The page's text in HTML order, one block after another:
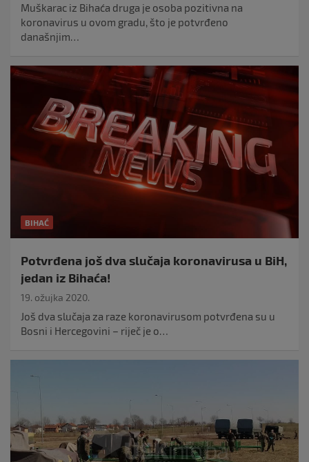
Muškarac iz Bihaća druga je osoba pozitivna na
koronavirus u ovom gradu, što je potvrđeno
današnjim…
BIHAĆ
Potvrđena još dva slučaja koronavirusa u BiH,
jedan iz Bihaća!
19. ožujka 2020.
Još dva slučaja za raze koronavirusom potvrđena su u
Bosni i Hercegovini – riječ je o…